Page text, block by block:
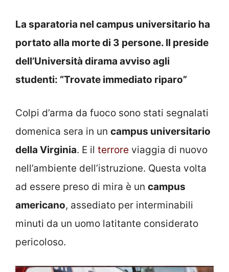
La sparatoria nel campus universitario ha
portato alla morte di 3 persone. Il preside
dell’Università dirama avviso agli
studenti: “Trovate immediato riparo”
Colpi d’arma da fuoco sono stati segnalati
domenica sera in un campus universitario
della Virginia. E il terrore viaggia di nuovo
nell’ambiente dell’istruzione. Questa volta
ad essere preso di mira è un campus
americano, assediato per interminabili
minuti da un uomo latitante considerato
pericoloso.